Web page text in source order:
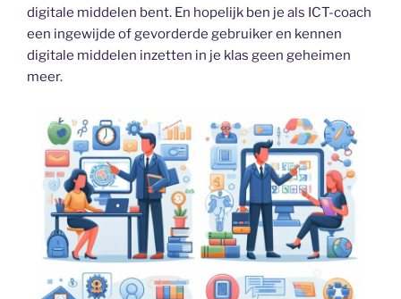
digitale middelen bent. En hopelijk ben je als ICT-coach
een ingewijde of gevorderde gebruiker en kennen
digitale middelen inzetten in je klas geen geheimen
meer.